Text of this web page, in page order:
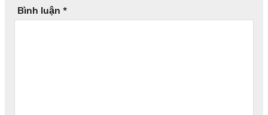
Bình luận *